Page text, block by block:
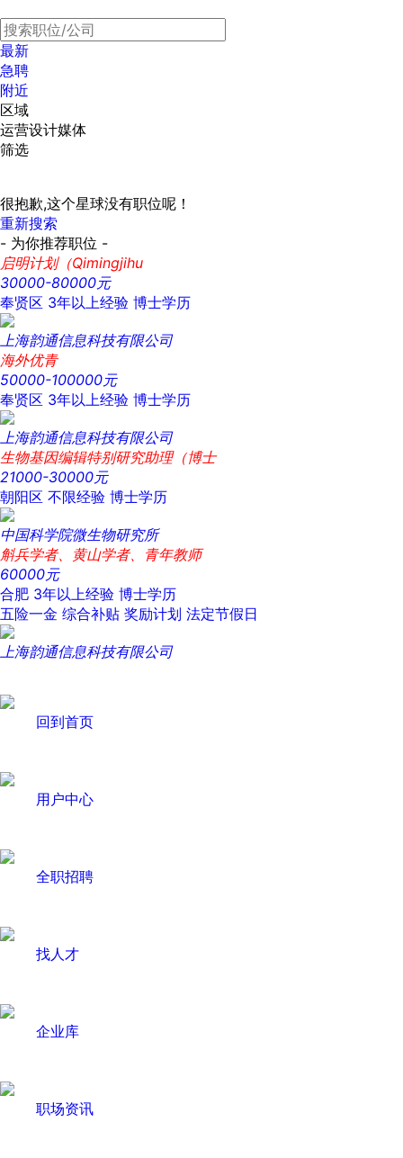
最新
急聘
附近
区域
运营设计媒体
筛选
很抱歉,这个星球没有职位呢！
重新搜索
- 为你推荐职位 -
启明计划（Qimingjihu
30000-80000元
奉贤区 3年以上经验 博士学历
上海韵通信息科技有限公司
海外优青
50000-100000元
奉贤区 3年以上经验 博士学历
上海韵通信息科技有限公司
生物基因编辑特别研究助理（博士
21000-30000元
朝阳区 不限经验 博士学历
中国科学院微生物研究所
斛兵学者、黄山学者、青年教师
60000元
合肥 3年以上经验 博士学历
五险一金 综合补贴 奖励计划 法定节假日
上海韵通信息科技有限公司
回到首页
用户中心
全职招聘
找人才
企业库
职场资讯